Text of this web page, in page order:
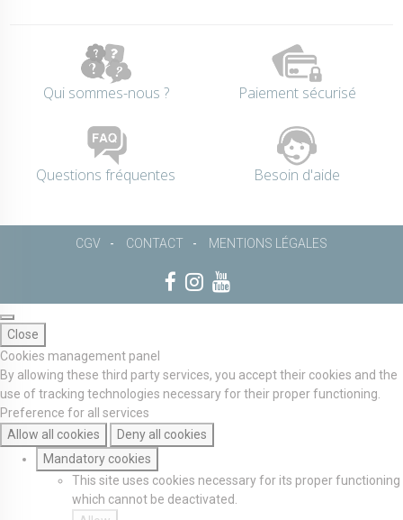
Qui sommes-nous ? Paiement sécurisé
Questions fréquentes Besoin d'aide
CGV CONTACT MENTIONS LÉGALES
Close
Cookies management panel
By allowing these third party services, you accept their cookies and the
use of tracking technologies necessary for their proper functioning.
Preference for all services
Allow all cookies
Deny all cookies
Mandatory cookies
This site uses cookies necessary for its proper functioning
which cannot be deactivated.